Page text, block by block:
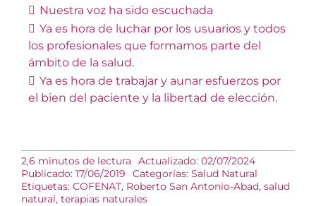
Nuestra voz ha sido escuchada
Ya es hora de luchar por los usuarios y todos
los profesionales que formamos parte del
ámbito de la salud.
Ya es hora de trabajar y aunar esfuerzos por
el bien del paciente y la libertad de elección.
2,6 minutos de lectura
Actualizado: 02/07/2024
Publicado: 17/06/2019
Categorías: Salud Natural
Etiquetas: COFENAT, Roberto San Antonio-Abad, salud
natural, terapias naturales